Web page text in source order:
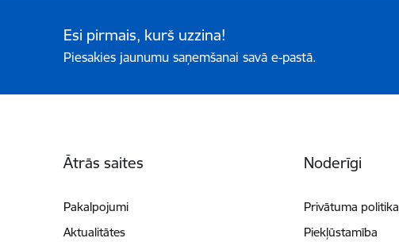
Esi pirmais, kurš uzzina!
Piesakies jaunumu saņemšanai savā e-pastā.
Ātrās saites
Pakalpojumi
Aktualitātes
Noderīgi
Privātuma politika
Piekļūstamība